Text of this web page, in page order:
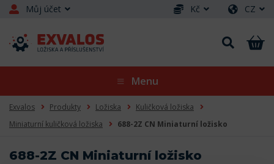
Můj účet Kč CZ
Menu
Exvalos Produkty Ložiska
Kuličková ložiska
Miniaturní kuličková ložiska
688-2Z CN Miniaturní ložisko
688-2Z CN Miniaturní ložisko